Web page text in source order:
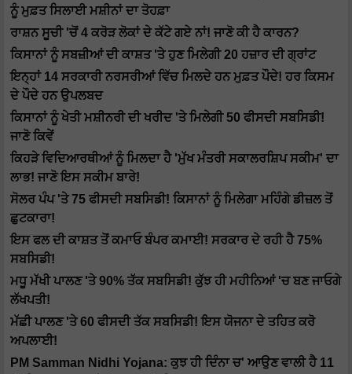
ਨੂੰ ਮੁਫ਼ਤ ਸਿਲਾਈ ਮਸ਼ੀਨਾਂ ਦਾ ਤੋਹਫ਼ਾ
ਰਾਸ਼ਨ ਸੂਚੀ 'ਚੋਂ 4 ਕਰੋੜ ਲੋਕਾਂ ਦੇ ਕੱਟੇ ਗਏ ਨਾਂ! ਜਾਣੋ ਕੀ ਹੈ ਕਾਰਨ?
ਕਿਸਾਨਾਂ ਨੂੰ ਸਬਜ਼ੀਆਂ ਦੀ ਕਾਸ਼ਤ 'ਤੇ ਹੁਣ ਮਿਲੇਗੀ 20 ਹਜ਼ਾਰ ਦੀ ਗ੍ਰਾਂਟ
ਇਨ੍ਹਾਂ 14 ਸਰਕਾਰੀ ਨਰਸਰੀਆਂ ਵਿੱਚ ਮਿਲਦੇ ਹਨ ਮੁਫ਼ਤ ਪੌਦੇ! ਹਰ ਕਿਸਮ
ਦੇ ਪੌਦੇ ਹਨ ਉਪਲਬਦ
ਕਿਸਾਨਾਂ ਨੂੰ ਖੇਤੀ ਮਸ਼ੀਨਰੀ ਦੀ ਖਰੀਦ 'ਤੇ ਮਿਲੇਗੀ 50 ਫੀਸਦੀ ਸਬਸਿਡੀ!
ਜਾਣੋ ਕਿਵੇਂ
ਕਿਹੜੇ ਵਿਦਿਆਰਥੀਆਂ ਨੂੰ ਮਿਲਦਾ ਹੈ 'ਮੁੱਖ ਮੰਤਰੀ ਸਕਾਲਰਸ਼ਿਪ ਸਕੀਮ' ਦਾ
ਲਾਭ! ਜਾਣੋ ਇਸ ਸਕੀਮ ਬਾਰੇ!
ਸੋਲਰ ਪੰਪ 'ਤੇ 75 ਫੀਸਦੀ ਸਬਸਿਡੀ! ਕਿਸਾਨਾਂ ਨੂੰ ਮਿਲੇਗਾ ਮਹਿੰਗੇ ਡੀਜ਼ਲ ਤੋਂ
ਛੁਟਕਾਰਾ!
ਇਸ ਫਲ ਦੀ ਕਾਸ਼ਤ ਤੋਂ ਕਮਾਓ ਬੰਪਰ ਕਮਾਈ! ਸਰਕਾਰ ਦੇ ਰਹੀ ਹੈ 75%
ਸਬਸਿਡੀ!
ਮਧੂ ਮੱਖੀ ਪਾਲਣ 'ਤੇ 90% ਤੱਕ ਸਬਸਿਡੀ! ਕੁੱਝ ਹੀ ਮਹੀਨਿਆਂ 'ਚ ਬਣ ਜਾਓਗੇ
ਲੱਖਪਤੀ!
ਮੱਛੀ ਪਾਲਣ 'ਤੇ 60 ਫੀਸਦੀ ਤੱਕ ਸਬਸਿਡੀ! ਇਸ ਯੋਜਨਾ ਦੇ ਤਹਿਤ ਕਰੋ
ਅਪਲਾਈ!
PM Samman Nidhi Yojana: ਕੁਝ ਹੀ ਦਿੰਨਾ ਚ' ਆਉਣ ਵਾਲੀ ਹੈ 11